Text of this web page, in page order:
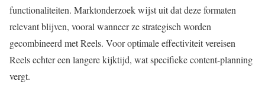
functionaliteiten. Marktonderzoek wijst uit dat deze formaten
relevant blijven, vooral wanneer ze strategisch worden
gecombineerd met Reels. Voor optimale effectiviteit vereisen
Reels echter een langere kijktijd, wat specifieke content-planning
vergt.